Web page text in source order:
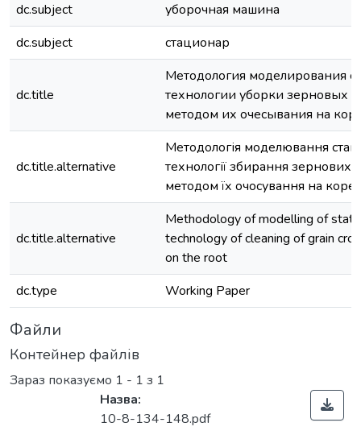
dc.subject
уборочная машина
dc.subject
стационар
dc.title
Методология моделирования
технологии уборки зерновых
методом их очесывания на
dc.title.alternative
Методологія моделювання
технології збирання зернових
методом їх очосування на
dc.title.alternative
Methodology of modelling of
technology of cleaning of grain
on the root
dc.type
Working Paper
Файли
Контейнер файлів
Зараз показуємо 1 - 1 з 1
Назва:
10-8-134-148.pdf